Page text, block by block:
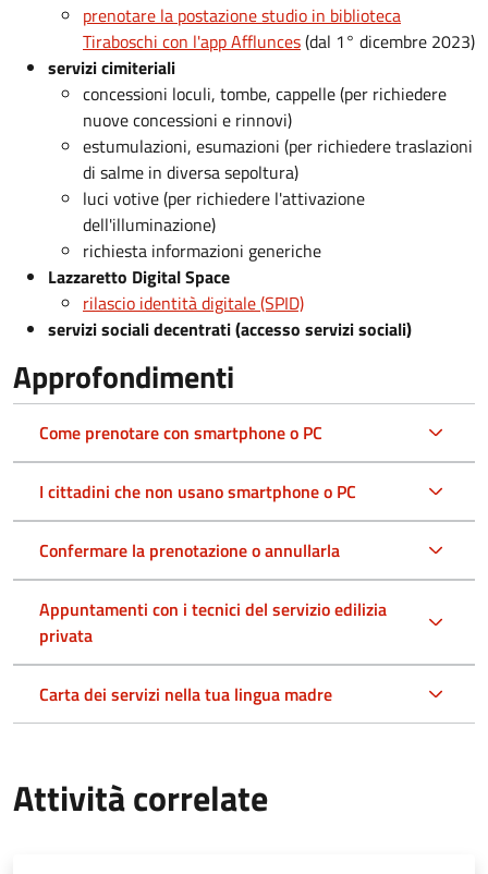
prenotare la postazione studio in biblioteca
Tiraboschi con l'app Afflunces(dal 1° dicembre 2023)
servizi cimiteriali
concessioni loculi, tombe, cappelle (per richiedere
nuove concessioni e rinnovi)
estumulazioni, esumazioni (per richiedere traslazioni
di salme in diversa sepoltura)
luci votive (per richiedere l'attivazione
dell'illuminazione)
richiesta informazioni generiche
Lazzaretto Digital Space
rilascio identità digitale (SPID)
servizi sociali decentrati (accesso servizi sociali)
Approfondimenti
Come prenotare con smartphone o PC
I cittadini che non usano smartphone o PC
Confermare la prenotazione o annullarla
Appuntamenti con i tecnici del servizio edilizia
privata
Carta dei servizi nella tua lingua madre
Attività correlate